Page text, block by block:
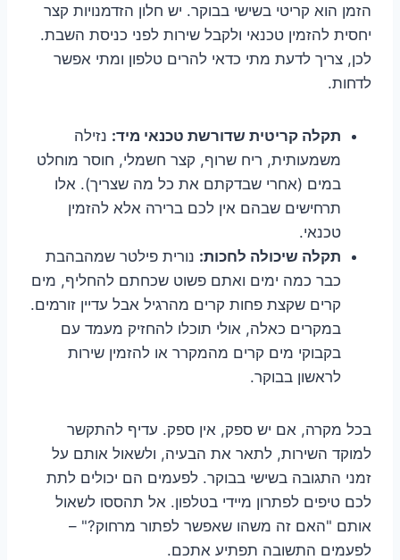
הזמן הוא קריטי בשישי בבוקר. יש חלון הזדמנויות קצר
יחסית להזמין טכנאי ולקבל שירות לפני כניסת השבת.
לכן, צריך לדעת מתי כדאי להרים טלפון ומתי אפשר
לדחות.
תקלה קריטית שדורשת טכנאי מיד: נזילה
משמעותית, ריח שרוף, קצר חשמלי, חוסר מוחלט
במים (אחרי שבדקתם את כל מה שצריך). אלו
תרחישים שבהם אין לכם ברירה אלא להזמין
טכנאי.
תקלה שיכולה לחכות: נורית פילטר שמהבהבת
כבר כמה ימים ואתם פשוט שכחתם להחליף, מים
קרים שקצת פחות קרים מהרגיל אבל עדיין זורמים.
במקרים כאלה, אולי תוכלו להחזיק מעמד עם
בקבוקי מים קרים מהמקרר או להזמין שירות
לראשון בבוקר.
בכל מקרה, אם יש ספק, אין ספק. עדיף להתקשר
למוקד השירות, לתאר את הבעיה, ולשאול אותם על
זמני התגובה בשישי בבוקר. לפעמים הם יכולים לתת
לכם טיפים לפתרון מיידי בטלפון. אל תהססו לשאול
אותם "האם זה משהו שאפשר לפתור מרחוק?" –
לפעמים התשובה תפתיע אתכם.